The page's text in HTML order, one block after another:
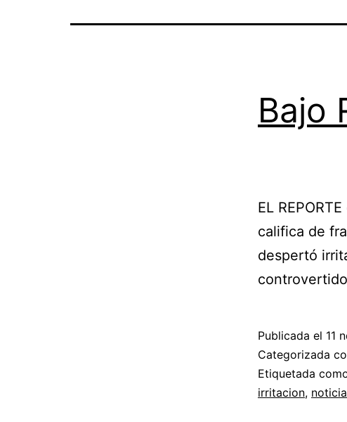
Bajo
EL
califica de
despertó
Publicada el 11
Categorizada
Etiquetada
irritacion,